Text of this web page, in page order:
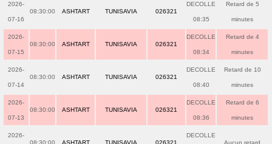
2026-
07-16
08:30:00 ASHTART TUNISAVIA 026321
DECOLLE
08:35
Retard de 5
minutes
2026-
07-15
08:30:00 ASHTART TUNISAVIA 026321
DECOLLE
08:34
Retard de 4
minutes
2026-
07-14
08:30:00 ASHTART TUNISAVIA 026321
DECOLLE
08:40
Retard de 10
minutes
2026-
07-13
08:30:00 ASHTART TUNISAVIA 026321
DECOLLE
08:36
Retard de 6
minutes
2026-
08:30:00 ASHTART TUNISAVIA 026321
DECOLLE
Aucun retard